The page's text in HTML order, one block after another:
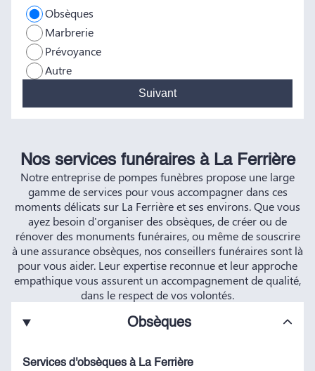
Obsèques
Marbrerie
Prévoyance
Autre
Suivant
Nos services funéraires à La Ferrière
Notre entreprise de pompes funèbres propose une large
gamme de services pour vous accompagner dans ces
moments délicats sur La Ferrière et ses environs. Que vous
ayez besoin d'organiser des obsèques, de créer ou de
rénover des monuments funéraires, ou même de souscrire
à une assurance obsèques, nos conseillers funéraires sont là
pour vous aider. Leur expertise reconnue et leur approche
empathique vous assurent un accompagnement de qualité,
dans le respect de vos volontés.
Obsèques
Services d'obsèques à La Ferrière